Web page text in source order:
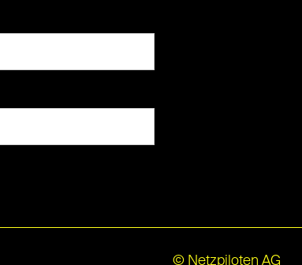
© Netzpiloten AG